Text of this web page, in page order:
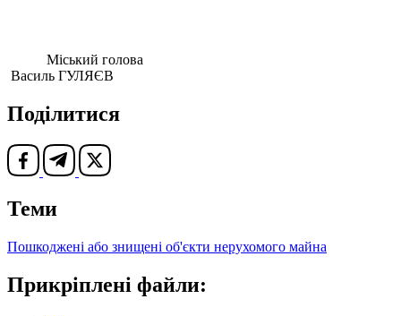
Міський голова
Василь ГУЛЯЄВ
Поділитися
Теми
Пошкоджені або знищені об'єкти нерухомого майна
Прикріплені файли: